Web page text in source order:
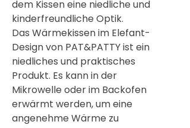
dem Kissen eine niedliche und
kinderfreundliche Optik.
Das Wärmekissen im Elefant-
Design von PAT&PATTY ist ein
niedliches und praktisches
Produkt. Es kann in der
Mikrowelle oder im Backofen
erwärmt werden, um eine
angenehme Wärme zu